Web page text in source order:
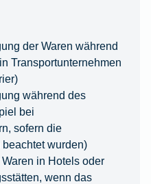
der Waren während
Transportunternehmen
während des
bei
sofern die
wurden)
in Hotels oder
wenn das